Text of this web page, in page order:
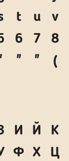
t u
v
6 7
8
' " "
(
И Й
К
Ф Х
Ц